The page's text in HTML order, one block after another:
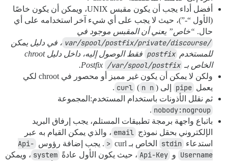
أفضل أداء يجب أن يكون مقبس UNIX، ويمكن أن يكون خاصًا
(الأول “-”)، حيث لا يجب على أي شيء آخر استخدامه على أي
حال. “خاص” يعني أن المقبس موجود في
/var/spool/postfix/private/discourse
، في دليل يمكن
للمستخدم postfix
فقط الوصول إليه، داخل دليل chroot
الخاص بـ Postfix /var/spool/postfix
.
ولكن لا يمكن أن يكون غير مميز أو محصور في chroot لكي
يعمل pipe إلى curl ( n n ).
ثم نقلل الأذونات باستخدام المستخدم:المجموعة
nobody:nogroup
.
باتباع واجهة برمجة تطبيقات المستلم، يجب إرفاق البريد
الإلكتروني بحقل نموذج email ، والذي يمكن القيام به عبر
استدعاء stdin الخاص بـ curl < . يجب إضافة رؤوس Api-
Username و Api-Key ، حيث يكون الأول عادةً system ، ويمكن